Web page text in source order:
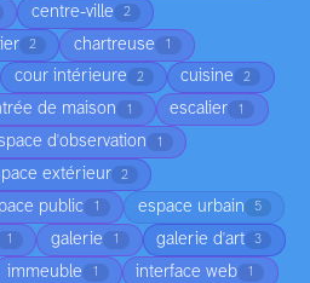
centre-ville 2
2 chartreuse 1
cour intérieure 2 cuisine 2
de maison 1 escalier 1
d'observation 1
extérieur 2
public 1 espace urbain 5
1 galerie 1 galerie d'art 3
immeuble 1 interface web 1